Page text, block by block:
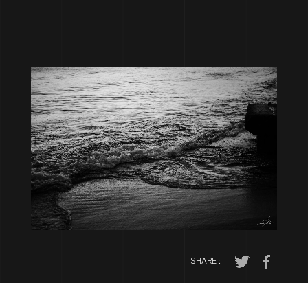
SHARE :
Contact
LINE
Chatwork